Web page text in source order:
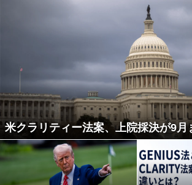
米クラリティー法案、上院採決が9月